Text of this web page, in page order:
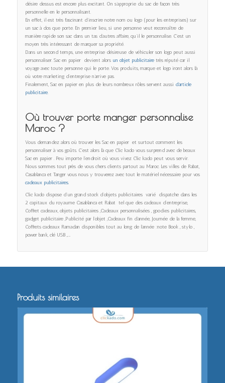
désire dessus est encore plus excitant. On s’approprie du sac de façon très
personnelle en le personnalisant.
En effet, il est très fascinant d’inscrire notre nom ou logo (pour les entreprises) sur
un sac à dos que porte. En premier lieu, si une personne veut reconnaître de
manière rapide son sac dans un tas d’autres affaire, qu’il le personnalise. C’est un
moyen très intéressant de marquer sa propriété.
Dans un second temps, une entreprise désireuse de véhiculer son logo peut aussi
personnaliser. Sac en papier devient alors un objet publicitairetrès réputé car il
voyage avec toute personne qui le porte. Vos produits, marque et logo iront alors là
où votre marketing d’entreprise n’arrive pas.
Finalement, Sac en papier en plus de leurs nombreux rôles servent aussi d’article
publicitaire.
Où trouver porte manger personnalise
Maroc ?
Vous demandez alors où trouver les Sac en papier et surtout comment les
personnaliser à vos goûts. C’est alors là que Clic kado vous surprend avec de beaux
Sac en papier . Peu importe l’endroit où vous vivez Clic kado peut vous servir.
Nous sommes tout près de vous chers clients partout au Maroc. Les villes de Rabat,
Casablanca et Tanger vous nous y trouverez avec tout le matériel nécessaire pour vos
cadeaux publicitaires.
Clic kado dispose d’un grand stock d’objets publicitaires varié dispatche dans les
2 capitaux du royaume Casablanca et Rabat tel que des cadeaux d’entreprise,
Coffret cadeaux, objets publicitaires ,Cadeaux personnalisées , goodies publicitaires,
gadget publicitaire ,Publicité par l’objet ,Cadeaux fin d’année, Journée de la femme,
Coffrets cadeaux Ramadan disponibles tout au long de l’année :note Book , stylo ,
power bank, clé USB ,…..
Produits similaires